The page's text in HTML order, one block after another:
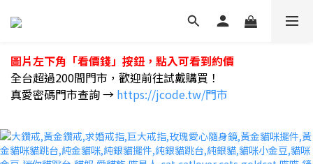
圖片左下角「看價錢」按鈕，點入可看到約價
全台超過200間門市，歡迎前往試戴購買！
真愛密碼門市查詢 → https://jcode.tw/門市